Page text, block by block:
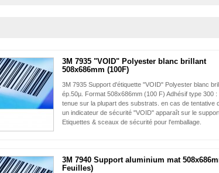
3M 7935 "VOID" Polyester blanc brillant
508x686mm (100F)
3M 7935 Support d'étiquette "VOID" Polyester blanc
ép.50µ. Format 508x686mm (100 F) Adhésif type 300 :
tenue sur la plupart des substrats. en cas de tentative
un indicateur de sécurité "VOID" apparaît sur le
Etiquettes & sceaux de sécurité pour l'emballage.
3M 7940 Support aluminium mat
Feuilles)